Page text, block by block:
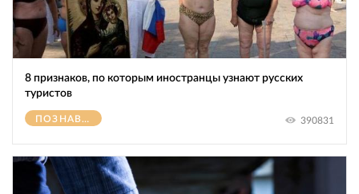
8 признаков, по которым иностранцы узнают русских
туристов
ПОЗНАВАТЕЛЬНОЕ 390831